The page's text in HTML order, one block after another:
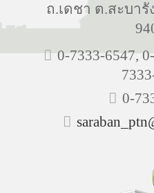
ถ.เดชา ต.สะบารั
0-7333-6547,
0-